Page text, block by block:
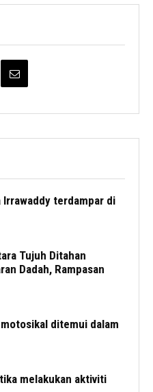
Irrawaddy terdampar di
Tujuh Ditahan
Dadah, Rampasan
ditemui dalam
melakukan aktiviti